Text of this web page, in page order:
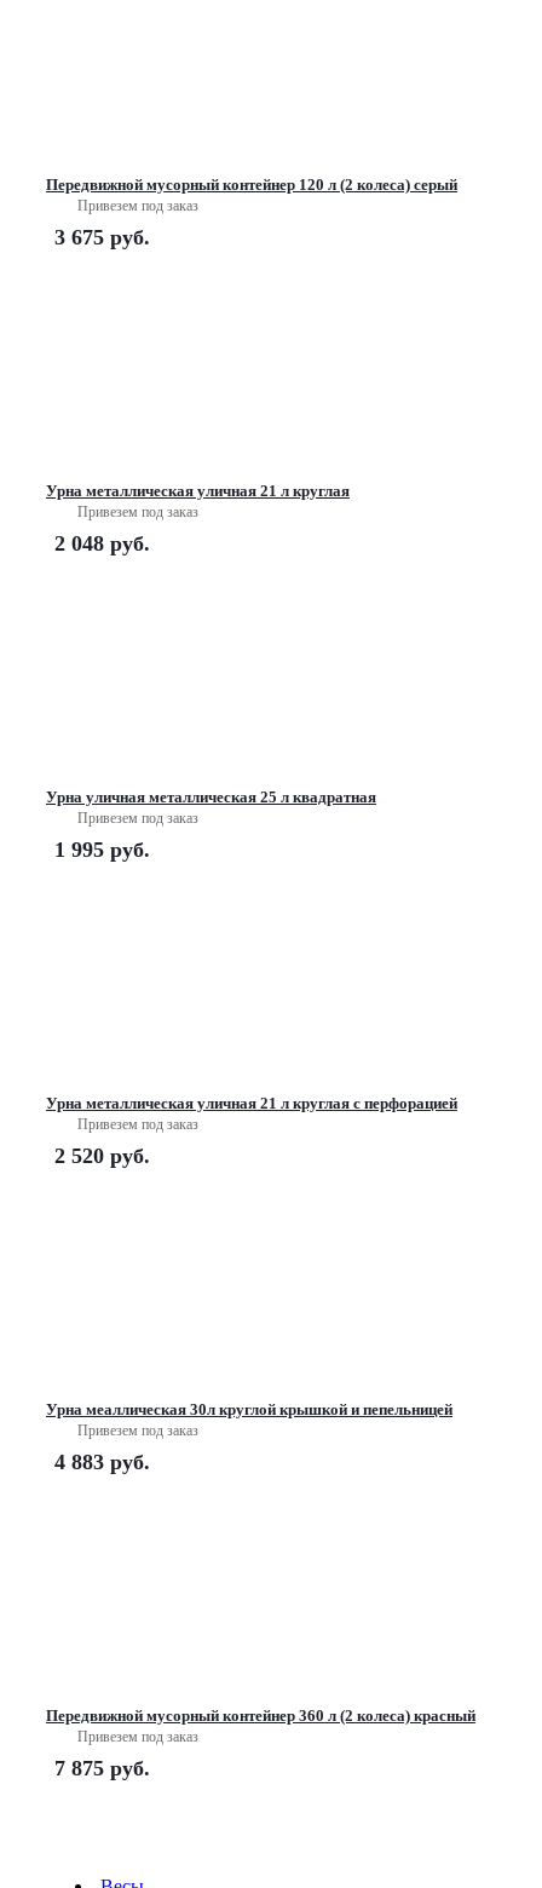
Передвижной мусорный контейнер 120 л (2 колеса) серый
Привезем под заказ
3 675 руб.
Урна металлическая уличная 21 л круглая
Привезем под заказ
2 048 руб.
Урна уличная металлическая 25 л квадратная
Привезем под заказ
1 995 руб.
Урна металлическая уличная 21 л круглая с перфорацией
Привезем под заказ
2 520 руб.
Урна меаллическая 30л круглой крышкой и пепельницей
Привезем под заказ
4 883 руб.
Передвижной мусорный контейнер 360 л (2 колеса) красный
Привезем под заказ
7 875 руб.